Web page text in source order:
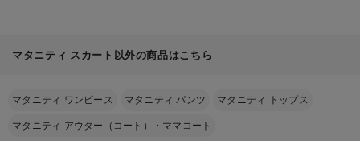
マタニティ スカート以外の商品はこちら
マタニティ ワンピース マタニティ パンツ マタニティ トップス
マタニティ アウター（コート）・ママコート